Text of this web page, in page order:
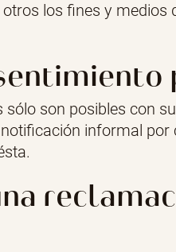
los fines y
son posibles con
informal